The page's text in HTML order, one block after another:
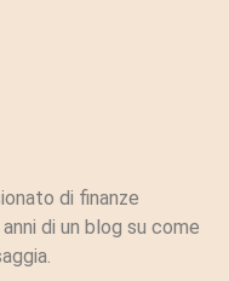
di finanze
di un blog su come